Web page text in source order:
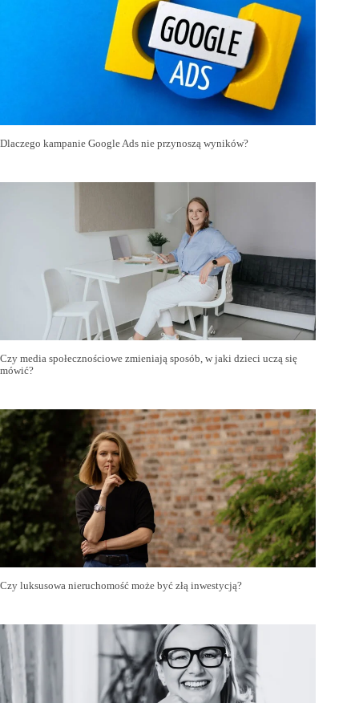
Dlaczego kampanie Google Ads nie przynoszą wyników?
Czy media społecznościowe zmieniają sposób, w jaki dzieci uczą się
mówić?
Czy luksusowa nieruchomość może być złą inwestycją?